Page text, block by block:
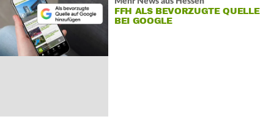
FFH ALS BEVORZUGTE QUELLE
BEI GOOGLE